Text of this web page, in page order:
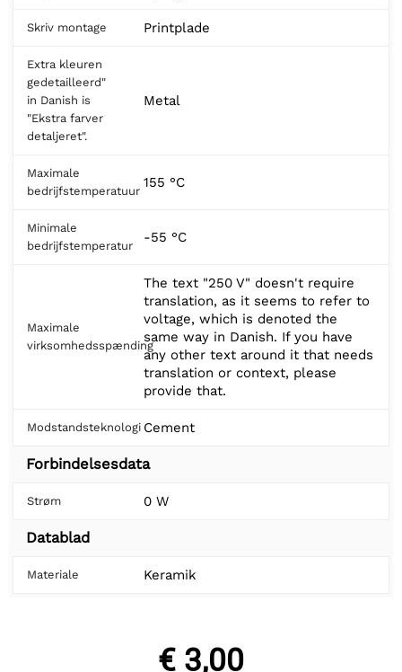
Skriv montage Printplade
Extra kleuren
gedetailleerd"
in Danish is
"Ekstra farver
detaljeret".
Metal
Maximale
bedrijfstemperatuur
155 °C
Minimale
bedrijfstemperatur
-55 °C
Maximale
virksomhedsspænding
The text "250 V" doesn't require
translation, as it seems to refer to
voltage, which is denoted the
same way in Danish. If you have
any other text around it that needs
translation or context, please
provide that.
Modstandsteknologi Cement
Forbindelsesdata
Strøm 0 W
Datablad
Materiale Keramik
€ 3,00